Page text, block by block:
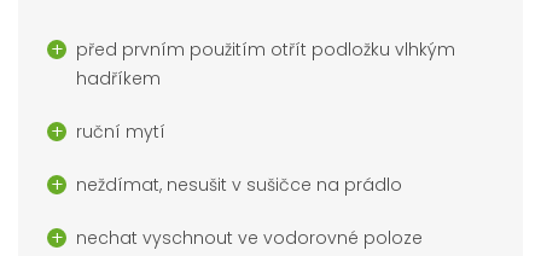
před prvním použitím otřít podložku vlhkým
hadříkem
ruční mytí
neždímat, nesušit v sušičce na prádlo
nechat vyschnout ve vodorovné poloze